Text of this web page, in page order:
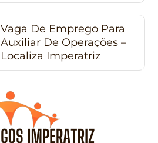
Vaga De Emprego Para
Auxiliar De Operações –
Localiza Imperatriz